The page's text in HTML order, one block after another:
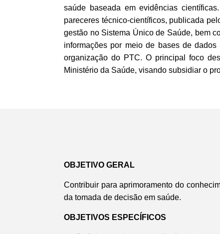
saúde baseada em evidências
pareceres técnico-científicos, publicada
gestão no Sistema Único de Saúde, bem
informações por meio de bases de
organização do PTC. O principal foco
Ministério da Saúde, visando subsidiar o
OBJETIVO GERAL
Contribuir para aprimoramento do
da tomada de decisão em saúde.
OBJETIVOS ESPECÍFICOS